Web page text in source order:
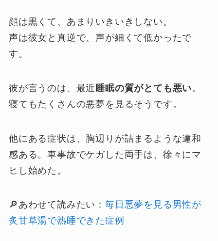
顔は黒くて、あまりいきいきしない。
声は彼女と真逆で、声が細くて低かったで
す。
彼が言うのは、最近 睡眠の質がとても悪い。
寝てもたくさんの悪夢を見るそうです。
他にある症状は、胸辺りが詰まるような違和
感ある。車事故でケガした両手は、徐々にマ
ヒし始めた。
🔎あわせて読みたい： 毎日悪夢を見る男性が
炙甘草湯で熟睡できた症例